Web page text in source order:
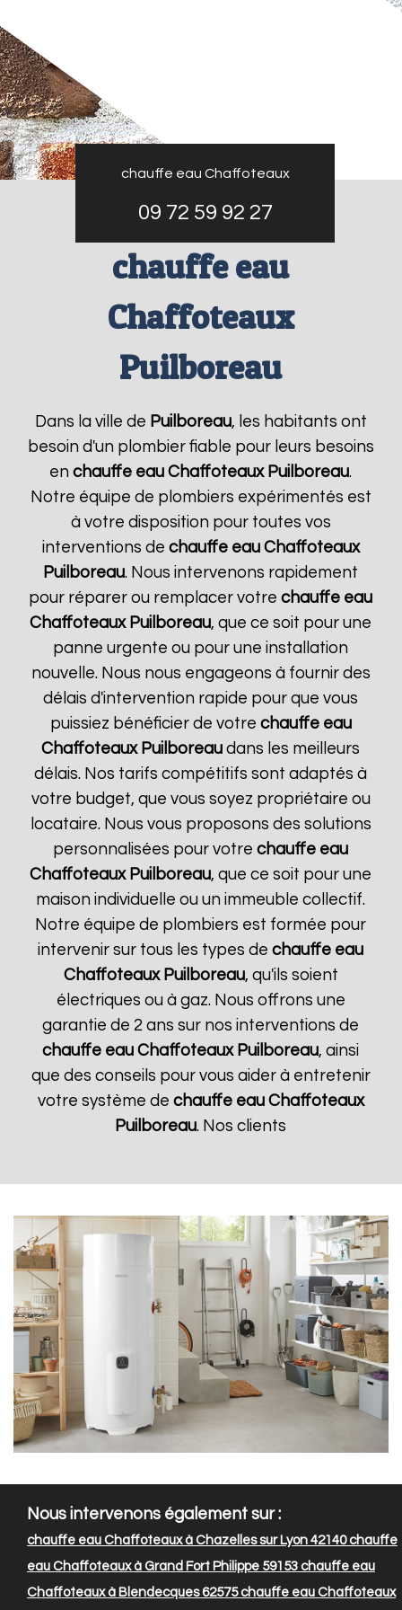
chauffe eau Chaffoteaux
09 72 59 92 27
chauffe eau
Chaffoteaux
Puilboreau
Dans la ville de Puilboreau, les habitants ont
besoin d'un plombier fiable pour leurs besoins
enchauffe eau Chaffoteaux Puilboreau.
Notre équipe de plombiers expérimentés est
à votre disposition pour toutes vos
interventions de chauffe eau Chaffoteaux
Puilboreau. Nous intervenons rapidement
pour réparer ou remplacer votrechauffe eau
Chaffoteaux Puilboreau, que ce soit pour une
panne urgente ou pour une installation
nouvelle. Nous nous engageons à fournir des
délais d'intervention rapide pour que vous
puissiez bénéficier de votre chauffe eau
Chaffoteaux Puilboreau dans les meilleurs
délais. Nos tarifs compétitifs sont adaptés à
votre budget, que vous soyez propriétaire ou
locataire. Nous vous proposons des solutions
personnalisées pour votrechauffe eau
Chaffoteaux Puilboreau, que ce soit pour une
maison individuelle ou un immeuble collectif.
Notre équipe de plombiers est formée pour
intervenir sur tous les types dechauffe eau
Chaffoteaux Puilboreau, qu'ils soient
électriques ou à gaz. Nous offrons une
garantie de 2 ans sur nos interventions de
chauffe eau Chaffoteaux Puilboreau, ainsi
que des conseils pour vous aider à entretenir
votre système de chauffe eau Chaffoteaux
Puilboreau. Nos clients
Nous intervenons également sur :
chauffe eau Chaffoteaux à Chazelles sur Lyon 42140chauffe
eau Chaffoteaux à Grand Fort Philippe 59153 chauffe eau
Chaffoteaux à Blendecques 62575chauffe eau Chaffoteaux